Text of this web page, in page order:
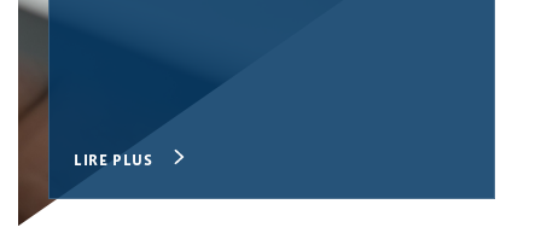
LIRE PLUS